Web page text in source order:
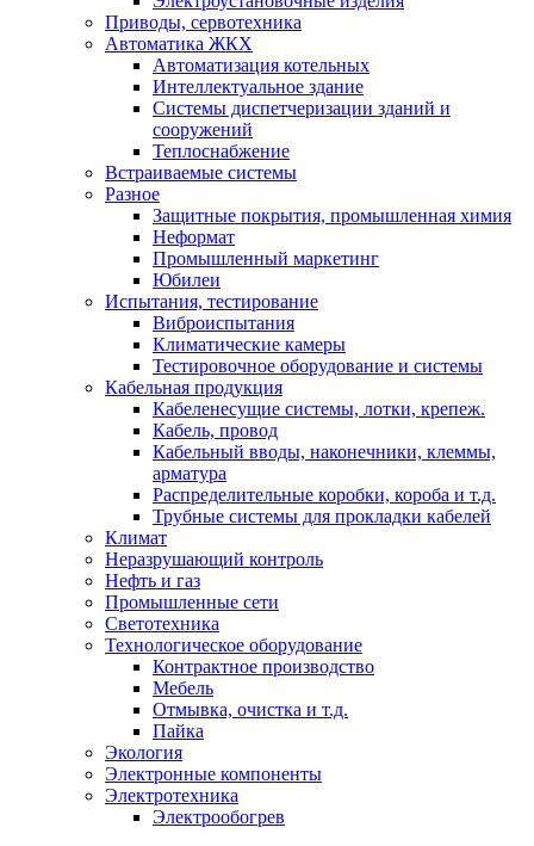
Приводы, сервотехника
Автоматика ЖКХ
Автоматизация котельных
Интеллектуальное здание
Системы диспетчеризации зданий и
сооружений
Теплоснабжение
Встраиваемые системы
Разное
Защитные покрытия, промышленная химия
Неформат
Промышленный маркетинг
Юбилеи
Испытания, тестирование
Виброиспытания
Климатические камеры
Тестировочное оборудование и системы
Кабельная продукция
Кабеленесущие системы, лотки, крепеж.
Кабель, провод
Кабельный вводы, наконечники, клеммы,
арматура
Распределительные коробки, короба и т.д.
Трубные системы для прокладки кабелей
Климат
Неразрушающий контроль
Нефть и газ
Промышленные сети
Светотехника
Технологическое оборудование
Контрактное производство
Мебель
Отмывка, очистка и т.д.
Пайка
Экология
Электронные компоненты
Электротехника
Электрообогрев